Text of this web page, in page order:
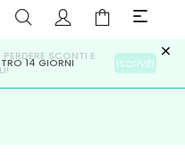
,APPAGO Scopri
SCONTI E
Iscriviti
14 GIORNI ×